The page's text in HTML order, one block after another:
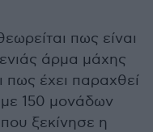
πως είναι
άρμα μάχης
πως έχει παραχθεί
150 μονάδων
ξεκίνησε η